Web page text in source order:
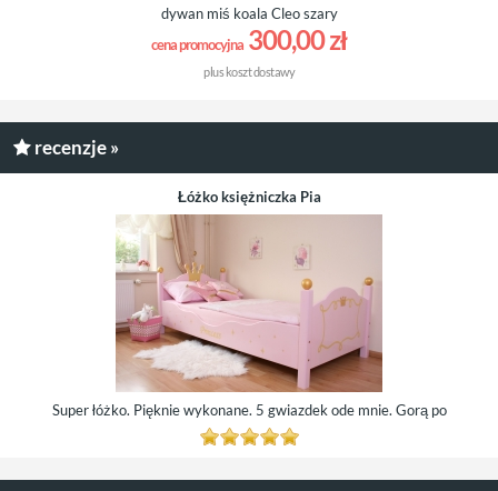
dywan miś koala Cleo szary
cena promocyjna 300,00 zł
plus koszt dostawy
recenzje »
Łóżko księżniczka Pia
Super łóżko. Pięknie wykonane. 5 gwiazdek ode mnie. Gorą po